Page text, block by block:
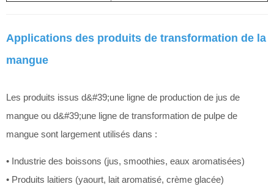
Applications des produits de transformation de la
mangue
Les produits issus d&#39;une ligne de production de jus de
mangue ou d&#39;une ligne de transformation de pulpe de
mangue sont largement utilisés dans :
• Industrie des boissons (jus, smoothies, eaux aromatisées)
• Produits laitiers (yaourt, lait aromatisé, crème glacée)